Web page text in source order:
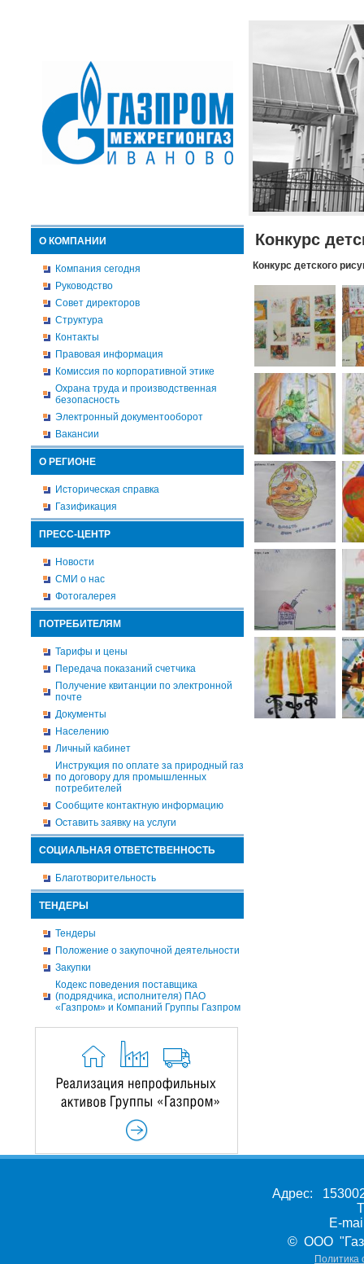
О КОМПАНИИ
Компания сегодня
Руководство
Совет директоров
Структура
Контакты
Правовая информация
Комиссия по корпоративной этике
Охрана труда и производственная
безопасность
Электронный документооборот
Вакансии
О РЕГИОНЕ
Историческая справка
Газификация
ПРЕСС-ЦЕНТР
Новости
СМИ о нас
Фотогалерея
ПОТРЕБИТЕЛЯМ
Тарифы и цены
Передача показаний счетчика
Получение квитанции по электронной
почте
Документы
Населению
Личный кабинет
Инструкция по оплате за природный газ
по договору для промышленных
потребителей
Сообщите контактную информацию
Оставить заявку на услуги
СОЦИАЛЬНАЯ ОТВЕТСТВЕННОСТЬ
Благотворительность
ТЕНДЕРЫ
Тендеры
Положение о закупочной деятельности
Закупки
Кодекс поведения поставщика
(подрядчика, исполнителя) ПАО
«Газпром» и Компаний Группы Газпром
Конкурс
Конкурс детского
Адрес:
E-
© ООО
Политика